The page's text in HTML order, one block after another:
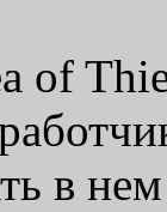
of
в